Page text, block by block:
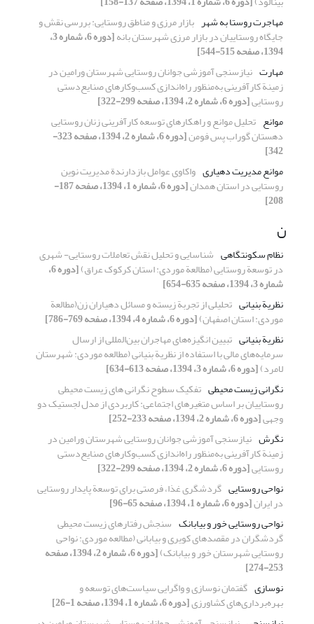
مهاجرت روستا به شهر بازار مرزی و مناطق روستایی: بررسی نقش و
جایگاه روستاییان در بازار مرزی شهرستان بانه [دوره 6، شماره 3،
1394، صفحه 515-544]
مهارت نیازسنجی آموزشی جوانان روستایی شهرستان ورامین در
زمینة کارآفرینی به‌منظور راه‌اندازی کسب‌و‌کارهای صنایع‌دستی
روستایی[دوره 6، شماره 2، 1394، صفحه 299-322]
موانع تحلیل موانع و راهکارهای توسعه‏ کارآفرینی زنان روستایی
دهستان گوراب ‏پس فومن [دوره 6، شماره 2، 1394، صفحه 323-
342]
موانع مدیریت دهیاری واکاوی عوامل بازدارندة مدیریت نوین
روستایی در استان همدان [دوره 6، شماره 1، 1394، صفحه 187-
208]
ن
نظام سکونتگاهی شناسایی و تحلیل نقش تعاملات روستایی- شهری
در توسعة روستایی (مطالعة موردی: استان کرکوک عراق) [دوره 6،
شماره 3، 1394، صفحه 635-654]
نظریة ‌‌بنیانی تحلیلی از تجربة ‌‌زیسته و مسائل دهیاران زن(مطالعة
‌‌موردی: استان اصفهان)[دوره 6، شماره 4، 1394، صفحه 769-786]
نظریة بنیانی تبیین انگیزه‌‌های مهاجران بین‌المللی از ارسال
سرمایه‌‌های مالی با استفاده از نظریة بنیانی (مطالعه موردی: شهرستان
لامرد)[دوره 6، شماره 3، 1394، صفحه 613-634]
نگرانی زیست محیطی تفکیک سطوح نگرانی های زیست محیطی
روستاییان بر اساس متغیرهای اجتماعی: کاربردی از مدل لجستیک دو
وجهی[دوره 6، شماره 2، 1394، صفحه 233-252]
نگرش نیازسنجی آموزشی جوانان روستایی شهرستان ورامین در
زمینة کارآفرینی به‌منظور راه‌اندازی کسب‌و‌کارهای صنایع‌دستی
روستایی[دوره 6، شماره 2، 1394، صفحه 299-322]
نواحی روستایی گردشگری غذا، فرصتی برای توسعة پایدار روستایی
در ایران[دوره 6، شماره 1، 1394، صفحه 65-96]
نواحی روستایی خور و بیابانک سنجش رفتارهای زیست محیطی
گردشگران در مقصدهای کویری و بیابانی (مطالعه موردی: نواحی
روستایی شهرستان خور و بیابانک) [دوره 6، شماره 2، 1394، صفحه
253-274]
نوسازی گفتمان نوسازی و واگرایی سیاست‌های توسعه و
بهره‌برداری‌های کشاورزی[دوره 6، شماره 1، 1394، صفحه 1-26]